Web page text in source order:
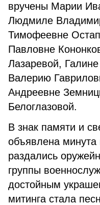
вручены Марии
Людмиле
Тимофеевне
Павловне
Лазаревой,
Валерию
Андреевне
Белоглазовой.
В знак памяти и
объявлена минута
раздались
группы
достойным
митинга стала